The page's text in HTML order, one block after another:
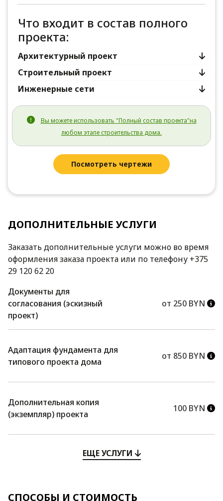
Что входит в состав полного
проекта:
Архитектурный проект
Строительный проект
Инженерные сети
Вы можете использовать "Полный состав проекта"на
любом этапе строительства дома.
Посмотреть чертежи
ДОПОЛНИТЕЛЬНЫЕ УСЛУГИ
Заказать дополнительные услуги можно во время
оформления заказа проекта или по телефону +375
29 120 62 20
Документы для
согласования (эскизный
проект)
от 250 BYN
Адаптация фундамента для
типового проекта дома
от 850 BYN
Дополнительная копия
(экземпляр) проекта
100 BYN
ЕЩЕ УСЛУГИ
СПОСОБЫ И СТОИМОСТЬ